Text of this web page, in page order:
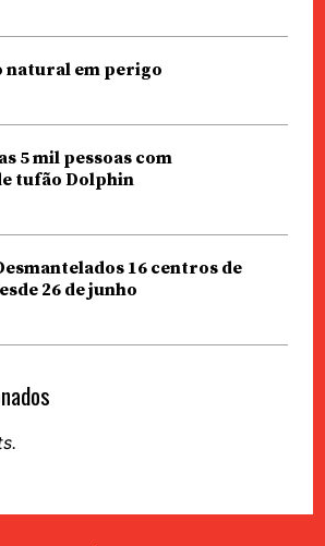
natural em perigo
5 mil pessoas com
tufão Dolphin
16 centros de
26 de junho